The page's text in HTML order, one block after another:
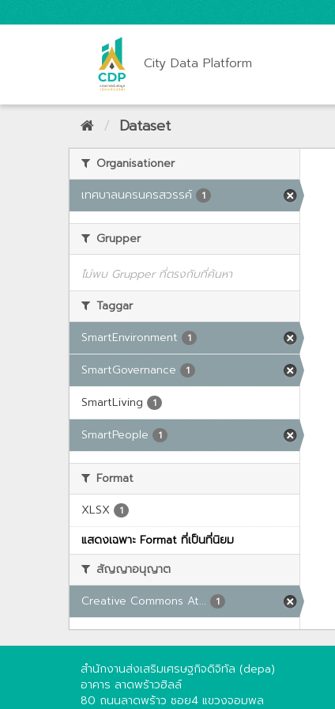
City Data Platform
Dataset
Organisationer
เทศบาลนครนครสวรรค์
1
Grupper
ไม่พบ Grupper ที่ตรงกับที่ค้นหา
Taggar
SmartEnvironment
1
SmartGovernance 1
SmartLiving 1
SmartPeople 1
Format
XLSX
1
แสดงเฉพาะ Format ที่เป็นที่นิยม
สัญญาอนุญาต
Creative Commons At...
1
สำนักงานส่งเสริมเศรษฐกิจดิจิทัล (depa)
อาคาร ลาดพร้าวฮิลล์
80 ถนนลาดพร้าว ซอย4 แขวงจอมพล